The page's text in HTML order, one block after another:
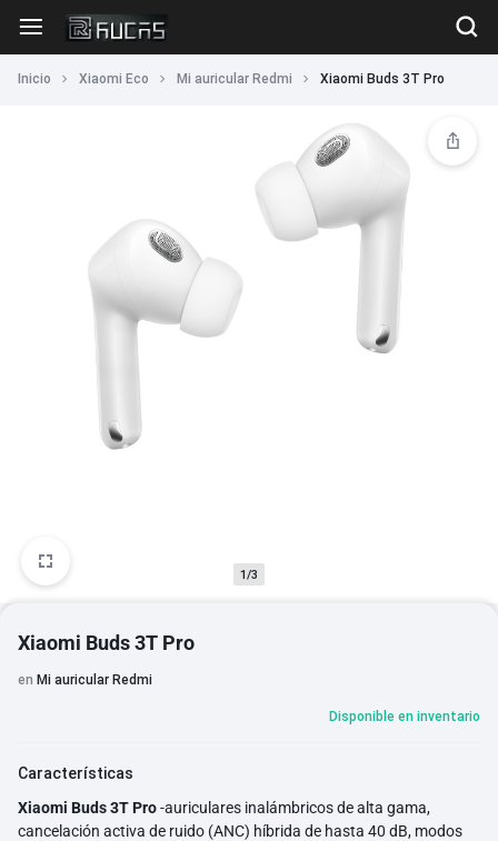
Inicio Xiaomi Eco Mi auricular Redmi Xiaomi Buds 3T Pro
1/3
Xiaomi Buds 3T Pro
en Mi auricular Redmi
Disponible en inventario
Características
Xiaomi Buds 3T Pro-auriculares inalámbricos de alta gama,
cancelación activa de ruido (ANC) híbrida de hasta 40 dB, modos